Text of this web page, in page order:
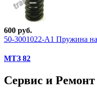
600 руб.
50-3001022-А1 Пружина
МТЗ 82
Сервис и Ремонт